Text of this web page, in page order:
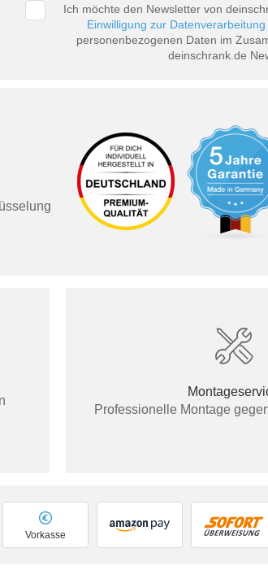
Ich möchte den Newsletter von
Einwilligung zur Datenverarbeitung
personenbezogenen Daten im
deinschrank.de
Professionelle Montage
Vorkasse